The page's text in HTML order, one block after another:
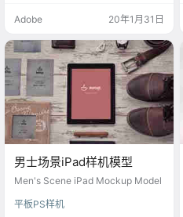
Adobe 20年1月31日
男士场景iPad样机模型
Men's Scene iPad Mockup Model
平板PS样机